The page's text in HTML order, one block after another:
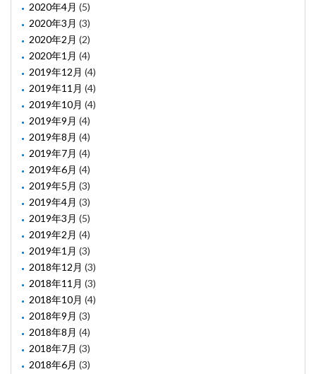
2020年4月 (5)
2020年3月 (3)
2020年2月 (2)
2020年1月 (4)
2019年12月 (4)
2019年11月 (4)
2019年10月 (4)
2019年9月 (4)
2019年8月 (4)
2019年7月 (4)
2019年6月 (4)
2019年5月 (3)
2019年4月 (3)
2019年3月 (5)
2019年2月 (4)
2019年1月 (3)
2018年12月 (3)
2018年11月 (3)
2018年10月 (4)
2018年9月 (3)
2018年8月 (4)
2018年7月 (3)
2018年6月 (3)